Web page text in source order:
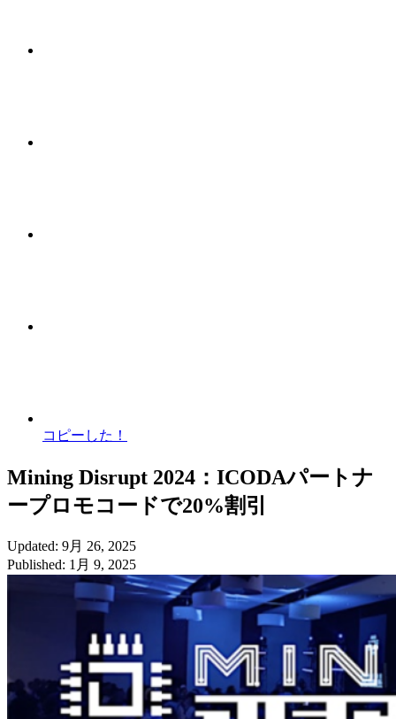
コピーした！
Mining Disrupt 2024：ICODAパートナ
ープロモコードで20%割引
Updated: 9月 26, 2025
Published: 1月 9, 2025